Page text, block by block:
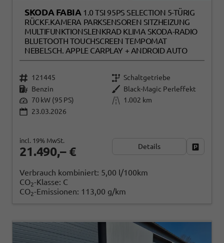
SKODA FABIA 1.0 TSI 95PS SELECTION 5-TÜRIG
RÜCKF.KAMERA PARKSENSOREN SITZHEIZUNG
MULTIFUNKTIONSLENKRAD KLIMA SKODA-RADIO
BLUETOOTH TOUCHSCREEN TEMPOMAT
NEBELSCH. APPLE CARPLAY + ANDROID AUTO
121445
Schaltgetriebe
Benzin
Black-Magic Perleffekt
70 kW (95 PS)
1.002 km
23.03.2026
21.490,– €
incl. 19% MwSt.
Details
Verbrauch kombiniert: 5,00 l/100km
CO2-Klasse: C
CO2-Emissionen: 113,00 g/km